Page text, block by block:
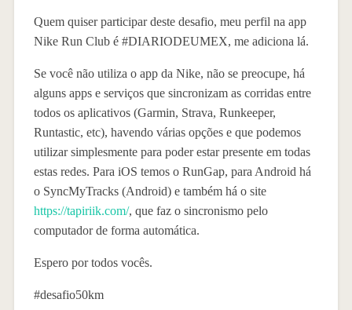
Quem quiser participar deste desafio, meu perfil na app
Nike Run Club é #DIARIODEUMEX, me adiciona lá.
Se você não utiliza o app da Nike, não se preocupe, há
alguns apps e serviços que sincronizam as corridas entre
todos os aplicativos (Garmin, Strava, Runkeeper,
Runtastic, etc), havendo várias opções e que podemos
utilizar simplesmente para poder estar presente em todas
estas redes. Para iOS temos o RunGap, para Android há
o SyncMyTracks (Android) e também há o site
https://tapiriik.com/, que faz o sincronismo pelo
computador de forma automática.
Espero por todos vocês.
#desafio50km